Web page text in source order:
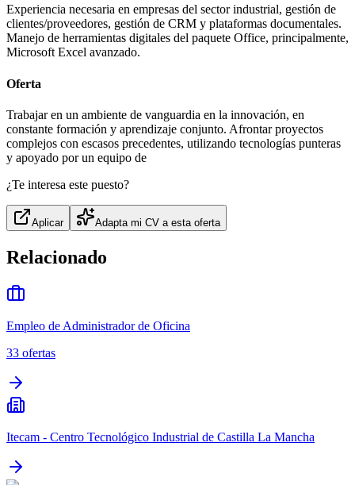
Experiencia necesaria en empresas del sector industrial, gestión de
clientes/proveedores, gestión de CRM y plataformas documentales.
Manejo de herramientas digitales del paquete Office, principalmente,
Microsoft Excel avanzado.
Oferta
Trabajar en un ambiente de vanguardia en la innovación, en
constante formación y aprendizaje conjunto. Afrontar proyectos
complejos con escasos precedentes, utilizando tecnologías punteras
y apoyado por un equipo de
¿Te interesa este puesto?
Aplicar Adapta mi CV a esta oferta
Relacionado
Empleo de Administrador de Oficina
33 ofertas
Itecam - Centro Tecnológico Industrial de Castilla La Mancha